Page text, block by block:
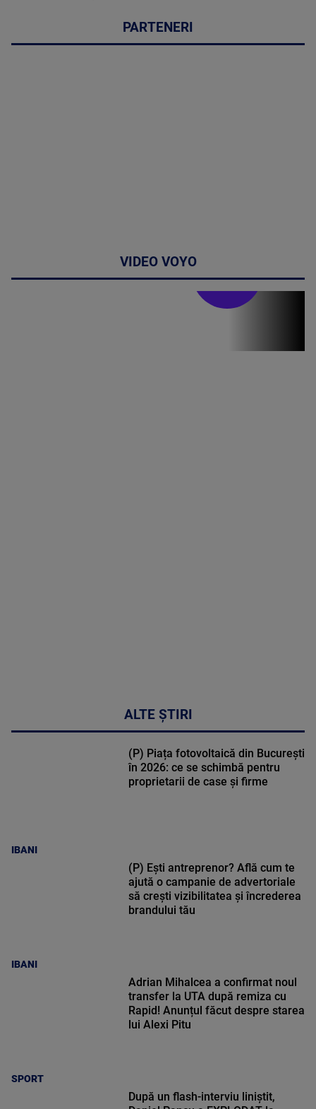
PARTENERI
VIDEO VOYO
ALTE ȘTIRI
IBANI
(P) Piața fotovoltaică din București
în 2026: ce se schimbă pentru
proprietarii de case și firme
IBANI
(P) Ești antreprenor? Află cum te
ajută o campanie de advertoriale
să crești vizibilitatea și încrederea
brandului tău
SPORT
Adrian Mihalcea a confirmat noul
transfer la UTA după remiza cu
Rapid! Anunțul făcut despre starea
lui Alexi Pitu
După un flash-interviu liniștit,